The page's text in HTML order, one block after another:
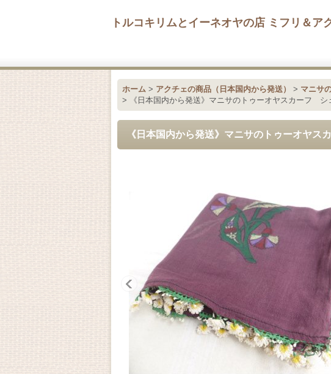
トルコキリムとイーネオヤの店 ミフリ＆ア
ホーム > アクチェの商品（日本国内から発送） > マニサ
>
《日本国内から発送》マニサのトゥーオヤスカーフ
《日本国内から発送》マニサのトゥーオヤ